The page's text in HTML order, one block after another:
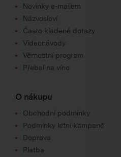
Novinky e-mailem
Názvosloví
Často kladené dotazy
Videonávody
Věrnostní program
Přebal na víno
O nákupu
Obchodní podmínky
Podmínky letní kampaně
Doprava
Platba